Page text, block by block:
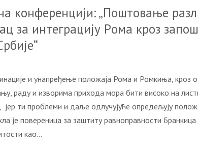
конференцији: „Пoштoвaњe
зa интeгрaциjу Рoмa крoз
и унапређење положаја Рома и Ромкиња, кроз
раду и изворима прихода мора бити високо на
јер ти проблеми и даље одлучујуће опредељују
је повереница за заштиту равноправности
кao…